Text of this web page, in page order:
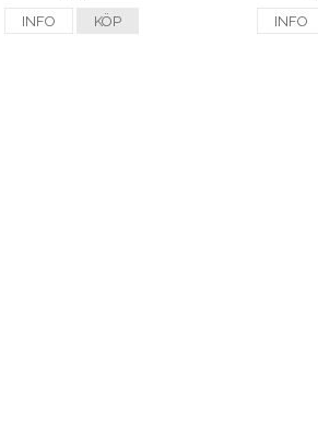
INFO KÖP INFO